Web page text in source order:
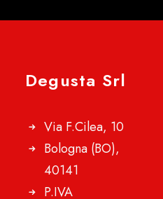
Degusta Srl
Via F.Cilea, 10
Bologna (BO),
40141
P.IVA